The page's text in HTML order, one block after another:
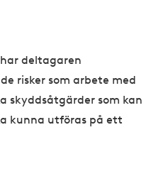
deltagaren
risker som arbete med
skyddsåtgärder som kan
kunna utföras på ett